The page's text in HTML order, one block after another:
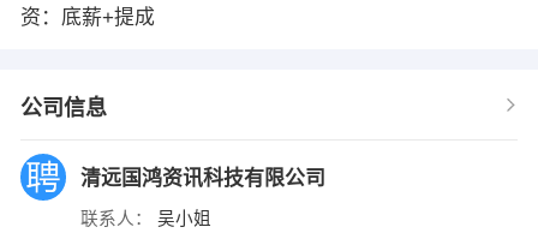
资：底薪+提成
公司信息
清远国鸿资讯科技有限公司
联系人： 吴小姐